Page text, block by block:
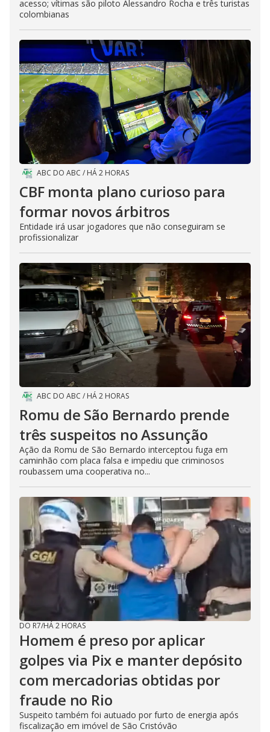
acesso; vítimas são piloto Alessandro Rocha e três turistas
colombianas
ABC DO ABC / HÁ 2 HORAS
CBF monta plano curioso para
formar novos árbitros
Entidade irá usar jogadores que não conseguiram se
profissionalizar
ABC DO ABC / HÁ 2 HORAS
Romu de São Bernardo prende
três suspeitos no Assunção
Ação da Romu de São Bernardo interceptou fuga em
caminhão com placa falsa e impediu que criminosos
roubassem uma cooperativa no...
DO R7/HÁ 2 HORAS
Homem é preso por aplicar
golpes via Pix e manter depósito
com mercadorias obtidas por
fraude no Rio
Suspeito também foi autuado por furto de energia após
fiscalização em imóvel de São Cristóvão